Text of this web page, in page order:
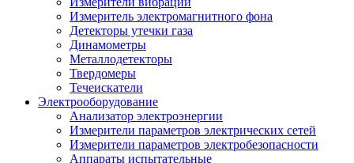
Измеритель электромагнитного фона
Детекторы утечки газа
Динамометры
Металлодетекторы
Твердомеры
Течеискатели
Электрооборудование
Анализатор электроэнергии
Измерители параметров электрических сетей
Измерители параметров электробезопасности
Аппараты испытательные